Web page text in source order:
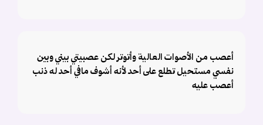
أعصب من الأصوات العالية وأتوتر لكن عصبيتي بيني وبين
نفسي مستحيل تطلع على أحد لأنه أشوف مافي أحد له ذنب
أعصب عليه